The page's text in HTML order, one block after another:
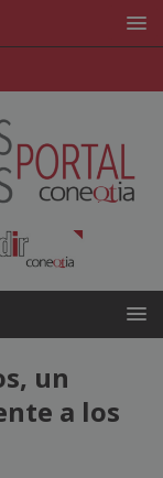
un
a los